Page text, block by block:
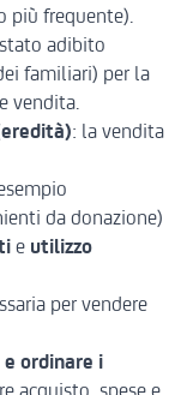
più frequente).
adibito
familiari) per la
vendita.
: la vendita
da donazione)
e utilizzo
per vendere
ordinare i
acquisto, spese e